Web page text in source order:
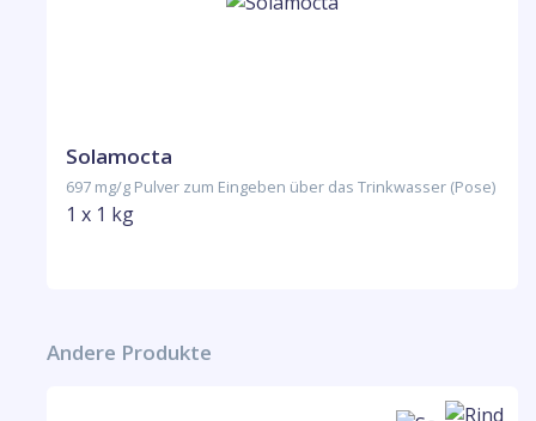
Solamocta
697 mg/g Pulver zum Eingeben über das Trinkwasser (Pose)
1 x 1 kg
Andere Produkte